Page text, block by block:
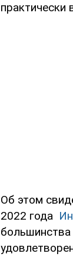
практически
Об этом
2022 года